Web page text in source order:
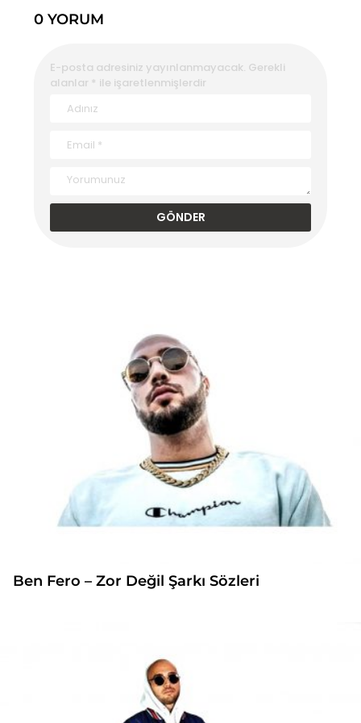
0 YORUM
E-posta adresiniz yayınlanmayacak. Gerekli
alanlar * ile işaretlenmişlerdir
Ben Fero – Zor Değil Şarkı Sözleri